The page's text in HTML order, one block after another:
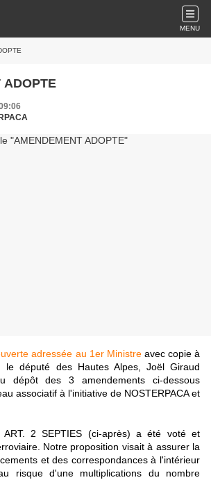
MENU
ADOPTE
adressée au 1er Ministre avec copie à
le député des Hautes Alpes, Joël Giraud
dépôt des 3 amendements ci-dessous
associatif à l'initiative de NOSTERPACA et
ART. 2 SEPTIES (ci-après) a été voté et
Notre proposition visait à assurer la
et des correspondances à l'intérieur
risque d'une multiplications du nombre